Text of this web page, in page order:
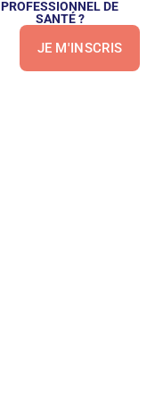
PROFESSIONNEL DE
SANTÉ ?
JE M'INSCRIS